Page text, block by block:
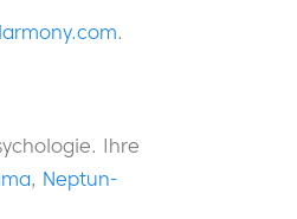
.
Ihre
, Neptun-